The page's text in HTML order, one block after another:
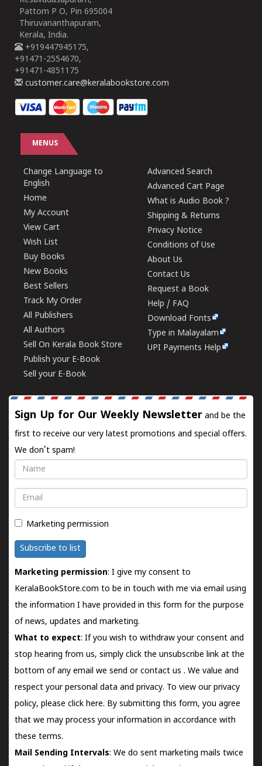
Pattom P O, Pin 695004
Thiruvananthapuram,
Kerala, India.
+919447945175,
+91471-2554670,
+91471-4851175
customer.care@keralabookstore.com
MENUS
Change Language to
English
Home
My Account
View Cart
Wish List
Buy Books
New Books
Best Sellers
Track My Order
All Publishers
All Authors
Sell On Kerala Book Store
Publish your E-Book
Sell your E-Book
Advanced Search
Advanced Cart Page
What is Audio Book ?
Shipping & Returns
Privacy Notice
Conditions of Use
About Us
Contact Us
Request a Book
Help / FAQ
Download Fonts
Type in Malayalam
UPI Payments Help
Sign Up for Our Weekly Newsletter and be the
first to receive our very latest promotions and special offers.
We don't spam!
Name
Email
Marketing permission
Subscribe to list
Marketing permission: I give my consent to
KeralaBookStore.com to be in touch with me via email using
the information I have provided in this form for the purpose
of news, updates and marketing.
What to expect: If you wish to withdraw your consent and
stop hearing from us, simply click the unsubscribe link at the
bottom of any email we send orcontact us . We value and
respect your personal data and privacy. To view our privacy
policy, please click here. By submitting this form, you agree
that we may process your information in accordance with
these terms.
Mail Sending Intervals: We do sent marketing mails twice